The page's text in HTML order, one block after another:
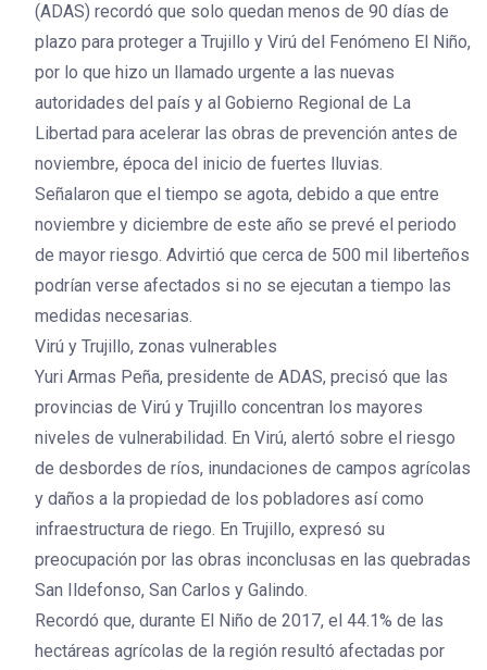
(ADAS) recordó que solo quedan menos de 90 días de
plazo para proteger a Trujillo y Virú del Fenómeno El Niño,
por lo que hizo un llamado urgente a las nuevas
autoridades del país y al Gobierno Regional de La
Libertad para acelerar las obras de prevención antes de
noviembre, época del inicio de fuertes lluvias.
Señalaron que el tiempo se agota, debido a que entre
noviembre y diciembre de este año se prevé el periodo
de mayor riesgo. Advirtió que cerca de 500 mil liberteños
podrían verse afectados si no se ejecutan a tiempo las
medidas necesarias.
Virú y Trujillo, zonas vulnerables
Yuri Armas Peña, presidente de ADAS, precisó que las
provincias de Virú y Trujillo concentran los mayores
niveles de vulnerabilidad. En Virú, alertó sobre el riesgo
de desbordes de ríos, inundaciones de campos agrícolas
y daños a la propiedad de los pobladores así como
infraestructura de riego. En Trujillo, expresó su
preocupación por las obras inconclusas en las quebradas
San Ildefonso, San Carlos y Galindo.
Recordó que, durante El Niño de 2017, el 44.1% de las
hectáreas agrícolas de la región resultó afectadas por